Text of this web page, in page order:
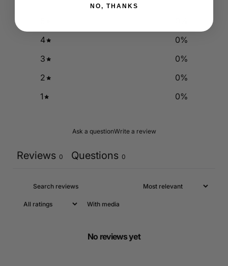
4
0%
3
0%
2
0%
1
0%
Ask a questionWrite a review
Reviews 0 Questions 0
With media
No reviews yet
NO, THANKS